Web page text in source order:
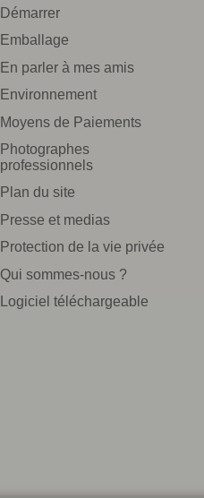
Démarrer
Emballage
En parler à mes amis
Environnement
Moyens de Paiements
Photographes
professionnels
Plan du site
Presse et medias
Protection de la vie privée
Qui sommes-nous ?
Logiciel téléchargeable